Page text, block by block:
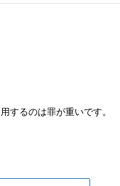
するのは罪が重いです。